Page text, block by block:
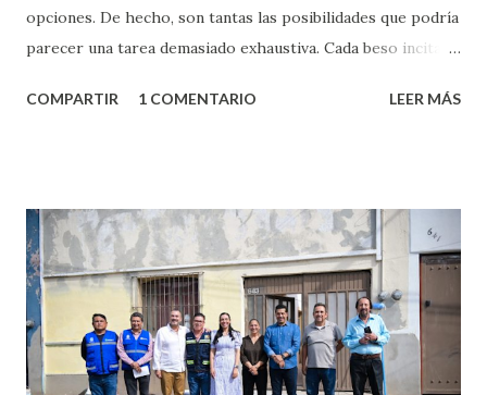
opciones. De hecho, son tantas las posibilidades que podría
parecer una tarea demasiado exhaustiva. Cada beso incita
partes de ti que jamás hubieras imaginado. El problema es
conoces ni la mitad de lo que deberías saber. Pero incluso
quienes ya han tenido relaciones sexuales no son expertos
o expertas en el tema. Siempre hay algo nuevo que
aprender y nuevas experiencias que conocer. Si eres una
chica y aún no has tenido relaciones sexuales, tal vez
pienses que el sexo será increíble y no puedas esperar para
COMPARTIR 1 COMENTARIO LEER MÁS